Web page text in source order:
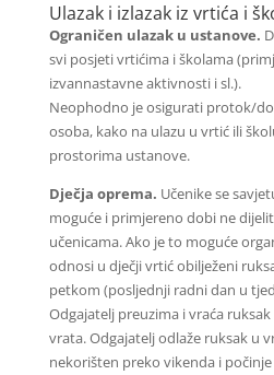
Ulazak i izlazak iz vrtića i
Ograničen ulazak u ustanove.
svi posjeti vrtićima i školama
izvannastavne aktivnosti i sl.).
Neophodno je osigurati protok/
osoba, kako na ulazu u vrtić ili
prostorima ustanove.
Dječja oprema. Učenike se
moguće i primjereno dobi ne
učenicama. Ako je to moguće
odnosi u dječji vrtić obilježeni
petkom (posljednji radni dan u
Odgajatelj preuzima i vraća
vrata. Odgajatelj odlaže ruksak u
nekorišten preko vikenda i